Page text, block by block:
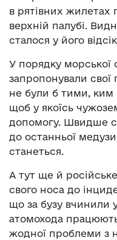
в рятівних жилетах
верхній палубі.
сталося у його
У порядку морської
запропонували свої
не були б тими, ким
щоб у якоїсь
допомогу. Швидше
до останньої
станеться.
А тут ще й
свого носа до
що за бузу вчинили
атомохода
жодної проблеми з